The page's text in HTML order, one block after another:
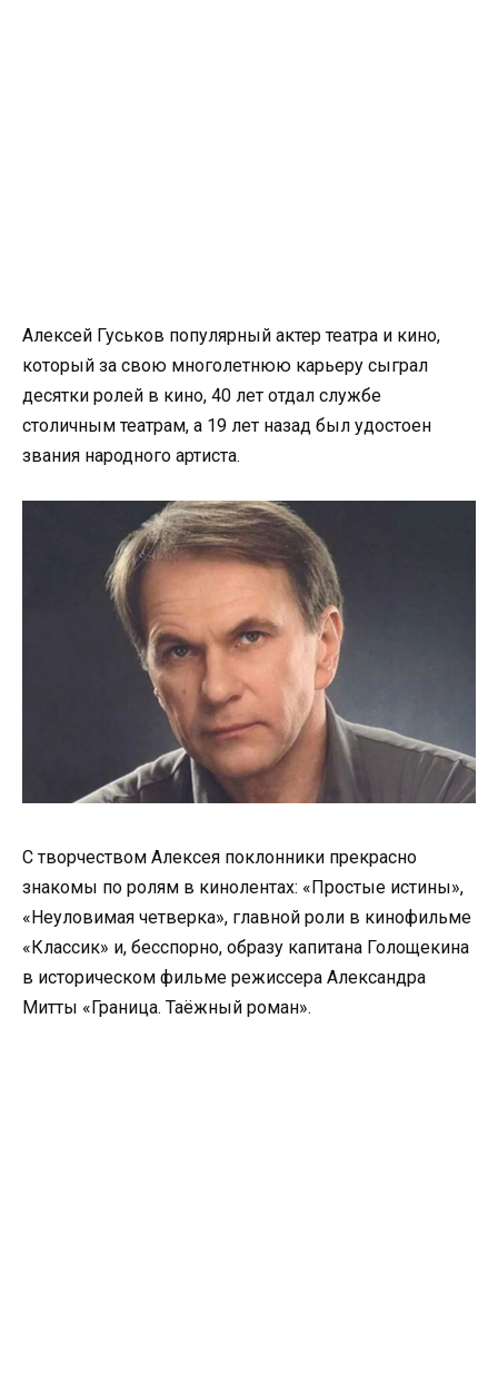
Алексей Гуськов популярный актер театра и кино,
который за свою многолетнюю карьеру сыграл
десятки ролей в кино, 40 лет отдал службе
столичным театрам, а 19 лет назад был удостоен
звания народного артиста.
С творчеством Алексея поклонники прекрасно
знакомы по ролям в кинолентах: «Простые истины»,
«Неуловимая четверка», главной роли в кинофильме
«Классик» и, бесспорно, образу капитана Голощекина
в историческом фильме режиссера Александра
Митты «Граница. Таёжный роман».